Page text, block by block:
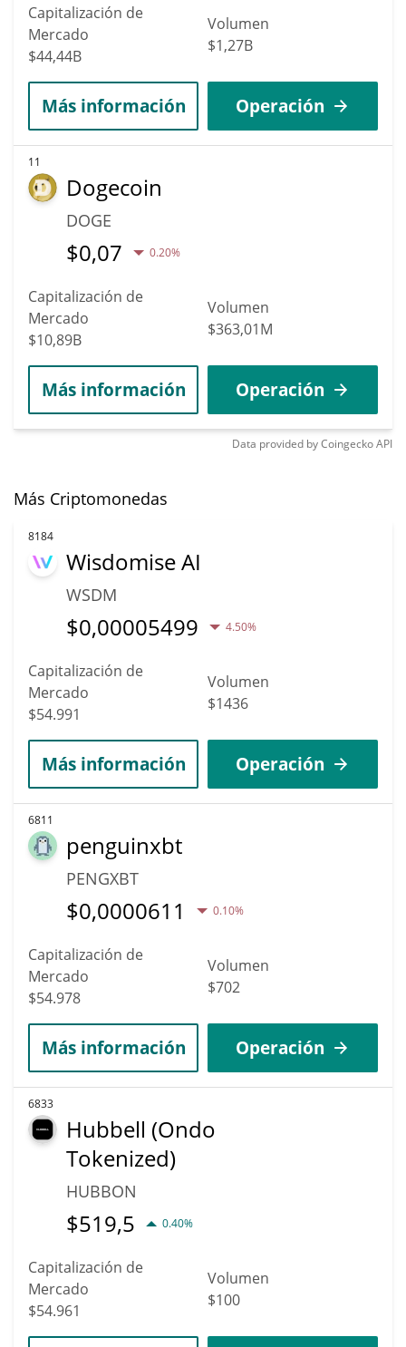
Capitalización de
Mercado
$44,44B
Volumen
$1,27B
Más información Operación
11
Dogecoin
DOGE
$0,07 0.20%
Capitalización de
Mercado
$10,89B
Volumen
$363,01M
Más información Operación
Data provided byCoingeckoAPI
Más Criptomonedas
8184
Wisdomise AI
WSDM
$0,00005499 4.50%
Capitalización de
Mercado
$54.991
Volumen
$1436
Más información Operación
6811
penguinxbt
PENGXBT
$0,0000611 0.10%
Capitalización de
Mercado
$54.978
Volumen
$702
Más información Operación
6833
Hubbell (Ondo
Tokenized)
HUBBON
$519,5 0.40%
Capitalización de
Mercado
$54.961
Volumen
$100